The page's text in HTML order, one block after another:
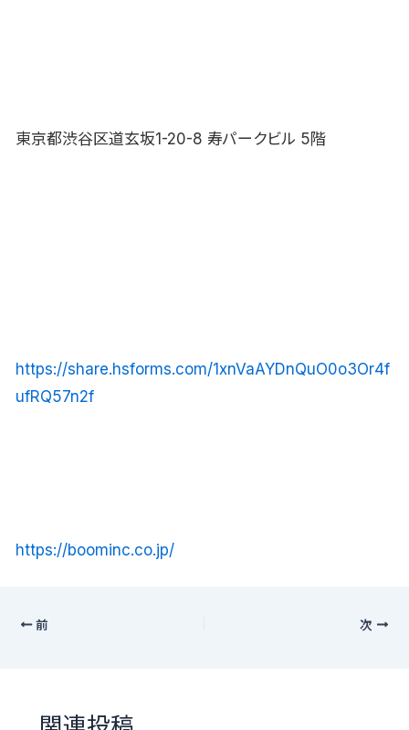
東京都渋谷区道玄坂1-20-8 寿パークビル 5階
https://share.hsforms.com/1xnVaAYDnQuO0o3Or4f
ufRQ57n2f
https://boominc.co.jp/
前 次